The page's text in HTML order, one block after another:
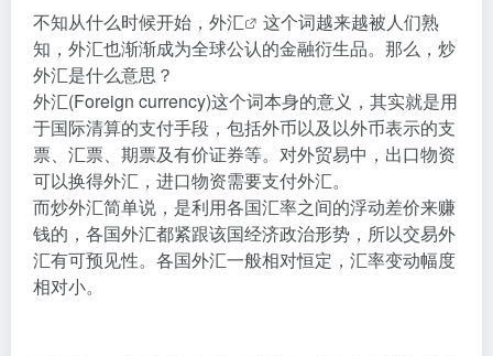
不知从什么时候开始， 外汇
这个词越来越被人们熟
知，外汇也渐渐成为全球公认的金融衍生品。那么，炒
外汇是什么意思？
外汇(Foreign currency)这个词本身的意义，其实就是用
于国际清算的支付手段，包括外币以及以外币表示的支
票、汇票、期票及有价证券等。对外贸易中，出口物资
可以换得外汇，进口物资需要支付外汇。
而炒外汇简单说，是利用各国汇率之间的浮动差价来赚
钱的，各国外汇都紧跟该国经济政治形势，所以交易外
汇有可预见性。各国外汇一般相对恒定，汇率变动幅度
相对小。